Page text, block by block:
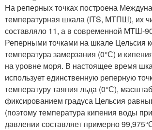
На реперных точках построена
температурная шкала (ITS, МТПШ), их
составляло 11, а в современной МТШ-
Реперными точками на шкале Цельсия
температура замерзания (0°С) и
на уровне моря. В настоящее время
использует единственную реперную
температуру таяния льда (0°С),
фиксированием градуса Цельсия
(поэтому температура кипения воды
давлении составляет примерно